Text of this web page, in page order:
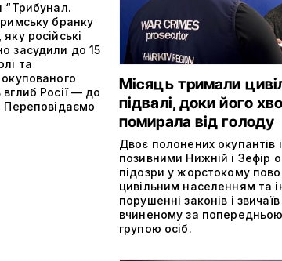
“Трибунал.
бранку
російські
засудили до 15
та
Росії — до
Переповідаємо
Місяць тримали
підвалі, доки його
помирала від голоду
Двоє полонених окупантів
позивними Нижній і Зефір
підозри у жорстокому
цивільним населенням та
порушенні законів і звичаїв
вчиненому за
групою осіб.